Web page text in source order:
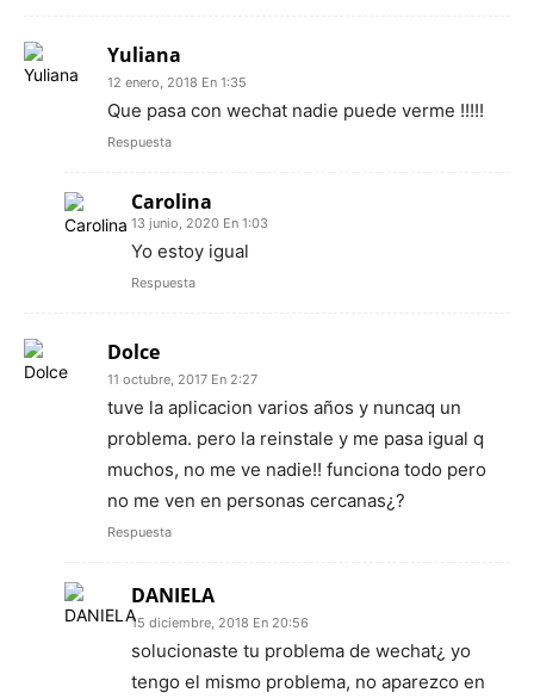
Yuliana
12 enero, 2018 En 1:35
Que pasa con wechat nadie puede verme !!!!!
Respuesta
Carolina
13 junio, 2020 En 1:03
Yo estoy igual
Respuesta
Dolce
11 octubre, 2017 En 2:27
tuve la aplicacion varios años y nuncaq un
problema. pero la reinstale y me pasa igual q
muchos, no me ve nadie!! funciona todo pero
no me ven en personas cercanas¿?
Respuesta
DANIELA
15 diciembre, 2018 En 20:56
solucionaste tu problema de wechat¿ yo
tengo el mismo problema, no aparezco en